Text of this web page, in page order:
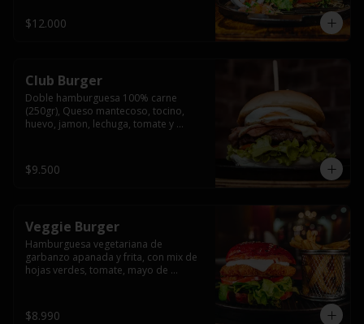
papas fritas.
$12.000
Club Burger
Doble hamburguesa 100% carne
(250gr), Queso mantecoso, tocino,
huevo, jamon, lechuga, tomate y
$9.500
Veggie Burger
Hamburguesa vegetariana de
garbanzo apanada y frita, con mix de
hojas verdes, tomate, mayo de
$8.990